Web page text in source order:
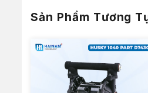
Sản Phẩm Tương